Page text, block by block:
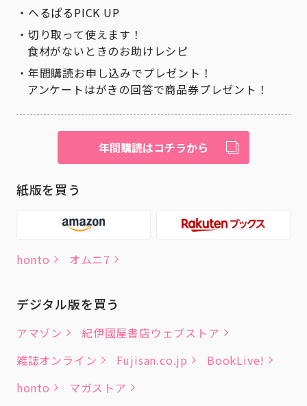
へるぱるPICK UP
切り取って使えます！
食材がないときのお助けレシピ
年間購読お申し込みでプレゼント！
アンケートはがきの回答で商品券プレゼント！
年間購読はコチラから
紙版を買う
honto オムニ7
デジタル版を買う
アマゾン
紀伊國屋書店ウェブストア
雑誌オンライン
Fujisan.co.jp
BookLive!
honto
マガストア